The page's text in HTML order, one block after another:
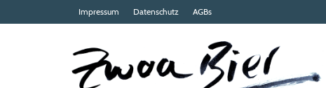
Impressum Datenschutz AGBs